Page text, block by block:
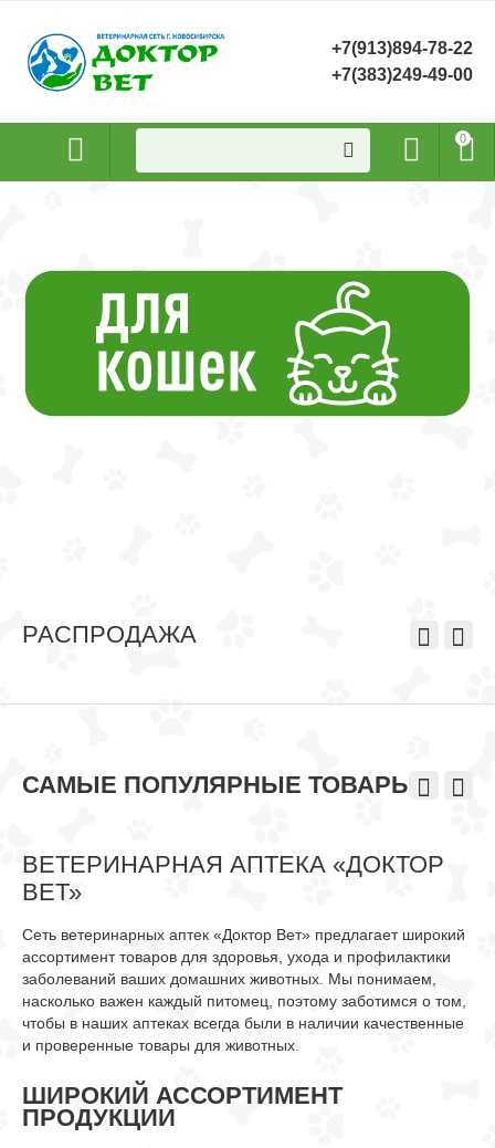
+7(913)894-78-22
+7(383)249-49-00
0
РАСПРОДАЖА
САМЫЕ ПОПУЛЯРНЫЕ ТОВАРЫ
ВЕТЕРИНАРНАЯ АПТЕКА «ДОКТОР
ВЕТ»
Сеть ветеринарных аптек «Доктор Вет» предлагает широкий
ассортимент товаров для здоровья, ухода и профилактики
заболеваний ваших домашних животных. Мы понимаем,
насколько важен каждый питомец, поэтому заботимся о том,
чтобы в наших аптеках всегда были в наличии качественные
и проверенные товары для животных.
ШИРОКИЙ АССОРТИМЕНТ
ПРОДУКЦИИ